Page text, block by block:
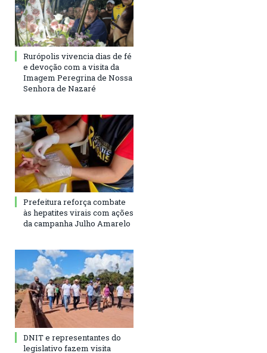
Rurópolis vivencia dias de fé
e devoção com a visita da
Imagem Peregrina de Nossa
Senhora de Nazaré
Prefeitura reforça combate
às hepatites virais com ações
da campanha Julho Amarelo
DNIT e representantes do
legislativo fazem visita